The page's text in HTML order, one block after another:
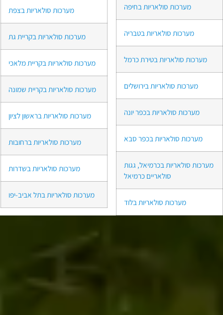
מערכות סולאריות בחיפה
מערכות סולאריות בטבריה
מערכות סולאריות בטירת כרמל
מערכות סולאריות בירושלים
מערכות סולאריות בכפר יונה
מערכות סולאריות בכפר סבא
מערכות סולאריות בכרמיאל, גגות
סולאריים כרמיאל
מערכות סולאריות בלוד
מערכות סולאריות בצפת
מערכות סולאריות בקריית גת
מערכות סולאריות בקריית מלאכי
מערכות סולאריות בקריית שמונה
מערכות סולאריות בראשון לציון
מערכות סולאריות ברחובות
מערכות סולאריות בשדרות
מערכות סולאריות בתל אביב-יפו